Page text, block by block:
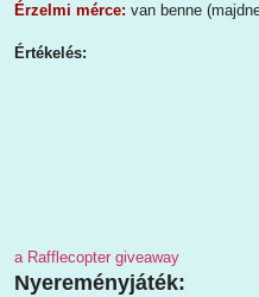
Érzelmi mérce: van benne
Értékelés:
a Rafflecopter giveaway
Nyereményjáték: